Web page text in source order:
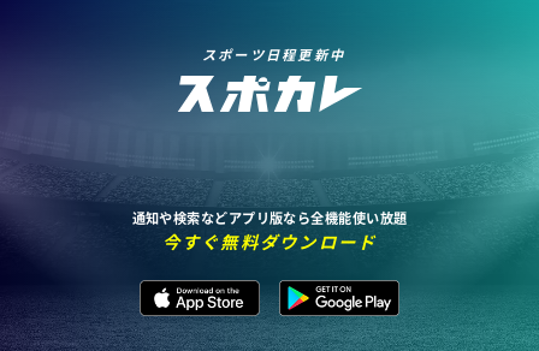
スポーツ日程更新中
通知や検索などアプリ版なら全機能使い放題
今すぐ無料ダウンロード